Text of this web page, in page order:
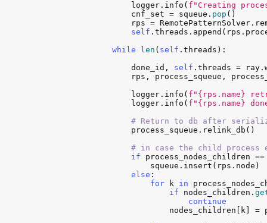
logger . info ( f"Creating
cnf_set = squeue . pop ()
rps = RemotePatternSolver .
self . threads . append ( rps .
while
len ( self . threads ):
done_id , self . threads = ray .
rps , process_squeue ,
logger . info ( f"{rps.name}
logger . info ( f"{rps.name}
# Return to db after
process_squeue . relink_db ()
# in case the child process
if
process_nodes_children
squeue . insert ( rps . node )
else :
for
k in
if
nodes_children .
continue
nodes_children
k ] =